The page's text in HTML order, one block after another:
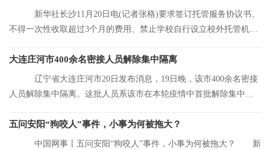
新华社长沙11月20日电(记者张格)要求签订托管服务协议书、
不得一次性收取超过3个月的费用、禁止学校自行设立校外托管机
大连庄河市400余名密接人员解除集中隔离
辽宁省大连庄河市20日发布消息，19日晚，该市400余名密接
人员解除集中隔离。这批人员系该市在本轮疫情中首批解除集中隔
五问安阳“狗咬人”事件，小事为何被拖大？
中国网事丨五问安阳“狗咬人”事件，小事为何被拖大？ 新